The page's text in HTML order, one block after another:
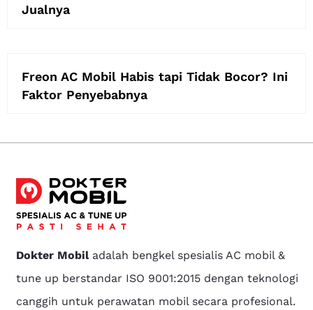
Jualnya
Freon AC Mobil Habis tapi Tidak Bocor? Ini
Faktor Penyebabnya
Dokter Mobiladalah bengkel spesialis AC mobil &
tune up berstandar ISO 9001:2015 dengan teknologi
canggih untuk perawatan mobil secara profesional.